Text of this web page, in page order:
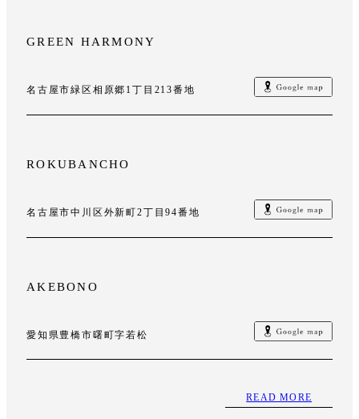
GREEN HARMONY
名古屋市緑区相原郷1丁目213番地
ROKUBANCHO
名古屋市中川区外新町2丁目94番地
AKEBONO
愛知県豊橋市曙町字若松
READ MORE